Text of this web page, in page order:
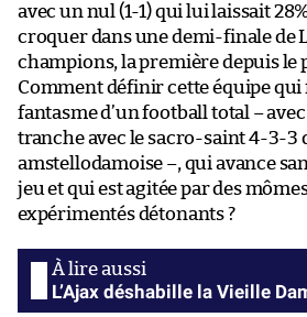
avec un nul (1-1) qui lui laissait
croquer dans une demi-finale de
champions, la première depuis le
Comment définir cette équipe
fantasme d’un football total –
tranche avec le sacro-saint 4-3-3
amstellodamoise –, qui avance
jeu et qui est agitée par des
expérimentés détonants ?
L’Ajax déshabille la Vieille